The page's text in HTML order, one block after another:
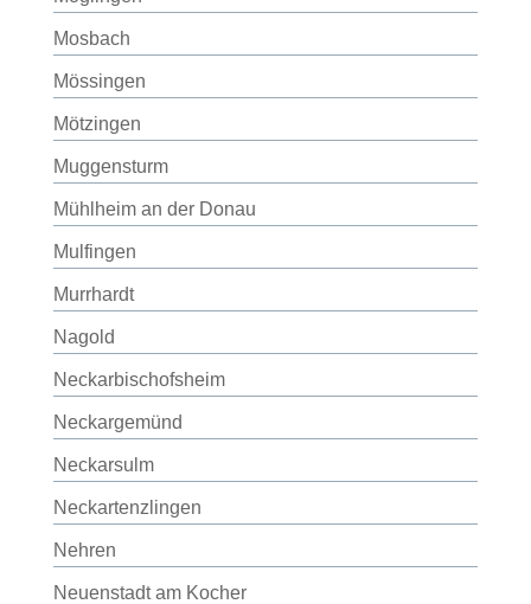
Mosbach
Mössingen
Mötzingen
Muggensturm
Mühlheim an der Donau
Mulfingen
Murrhardt
Nagold
Neckarbischofsheim
Neckargemünd
Neckarsulm
Neckartenzlingen
Nehren
Neuenstadt am Kocher